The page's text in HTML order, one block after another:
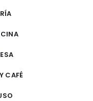
CAFÉ